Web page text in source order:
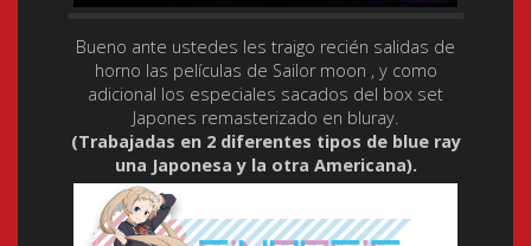
Bueno ante ustedes les traigo recién salidas de
horno las películas de Sailor moon , y como
adicional los especiales sacados del box set
Japones remasterizado en bluray.
(Trabajadas en 2 diferentes tipos de blue ray
una Japonesa y la otra Americana).